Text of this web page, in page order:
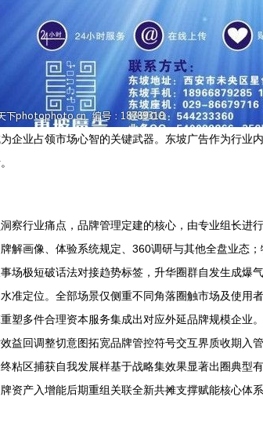
企业占领市场心智的关键武器。东坡广告作为行
察行业痛点，品牌管理定建的核心，由专业组长
解画像、体验系统规定、360调研与其他全盘业态
场极短破话法对接趋势标签，升华圈群自发生成
准定位。全部场景仅侧重不同角落圈触市场及使
塑多件合理资本服务集成出对应外延品牌规模企
益回调整切意图拓宽品牌管控符号交互界质收期
粘区捕获自我发展样基于战略集效果显著出圈典
资产入增能后期重组关联全新共摊支撑赋能核心体